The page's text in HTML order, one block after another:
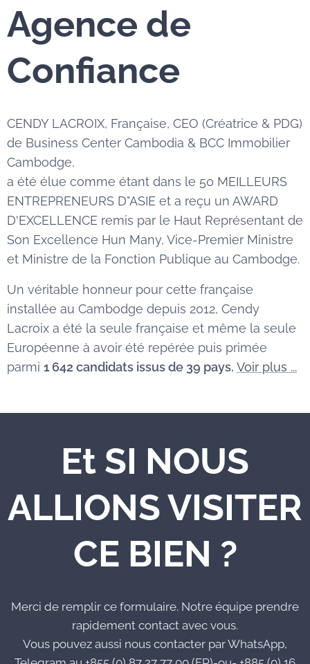
Agence de
Confiance
CENDY LACROIX, Française, CEO (Créatrice & PDG)
de Business Center Cambodia & BCC Immobilier
Cambodge,
a été élue comme étant dans le 50 MEILLEURS
ENTREPRENEURS D"ASIE et a reçu un AWARD
D'EXCELLENCE remis par le Haut Représentant de
Son Excellence Hun Many, Vice-Premier Ministre
et Ministre de la Fonction Publique au Cambodge.
Un véritable honneur pour cette française
installée au Cambodge depuis 2012, Cendy
Lacroix a été la seule française et même la seule
Européenne à avoir été repérée puis primée
parmi 1 642 candidats issus de 39 pays. Voir plus ...
Et SI NOUS
ALLIONS VISITER
CE BIEN ?
Merci de remplir ce formulaire. Notre équipe prendre
rapidement contact avec vous.
Vous pouvez aussi nous contacter par WhatsApp,